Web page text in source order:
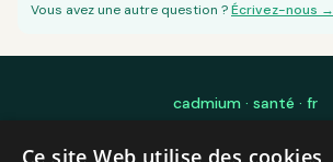
Vous avez une autre question ?Écrivez-nous →
cadmium · santé · fr
l'éducation — Toulouse, France
Ce site Web utilise des cookies